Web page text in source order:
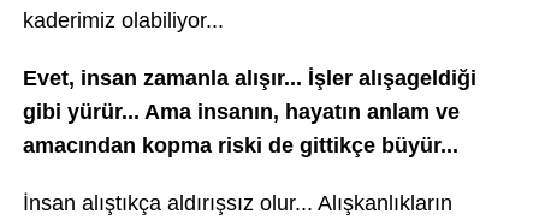
kaderimiz olabiliyor...
Evet, insan zamanla alışır... İşler alışageldiği
gibi yürür... Ama insanın, hayatın anlam ve
amacından kopma riski de gittikçe büyür...
İnsan alıştıkça aldırışsız olur... Alışkanlıkların